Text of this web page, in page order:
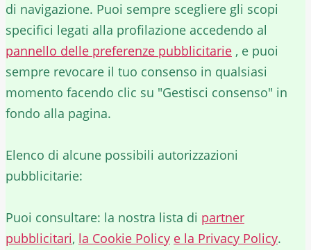
di navigazione. Puoi sempre scegliere gli scopi
specifici legati alla profilazione accedendo al
pannello delle preferenze pubblicitarie , e puoi
sempre revocare il tuo consenso in qualsiasi
momento facendo clic su "Gestisci consenso" in
fondo alla pagina.
Elenco di alcune possibili autorizzazioni
pubblicitarie:
Puoi consultare: la nostra lista di partner
pubblicitari, la Cookie Policy e la Privacy Policy.